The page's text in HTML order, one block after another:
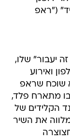
("ראפ
יעבור" שלו,
ואירוע
שוכח שראפ
בו מתארח פלד,
הקלידים של
את השיר